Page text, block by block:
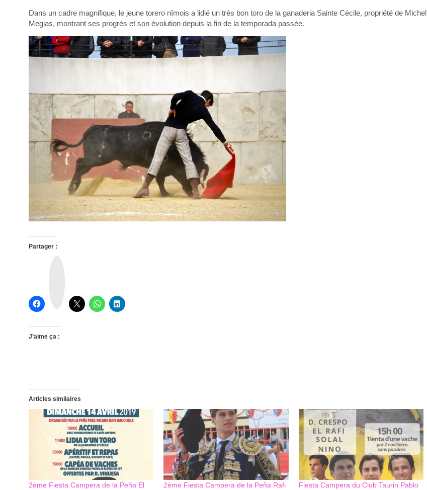
Dans un cadre magnifique, le jeune torero nîmois a lidié un très bon toro de la ganaderia Sainte Cécile, propriété de Michel
Megias, montrant ses progrès et son évolution depuis la fin de la temporada passée.
Partager :
J’aime ça :
Articles similaires
2ème Fiesta Campera de la Peña El
2ème Fiesta Campera de la Peña Rafi
Fiesta Campera du Club Taurin Pablo